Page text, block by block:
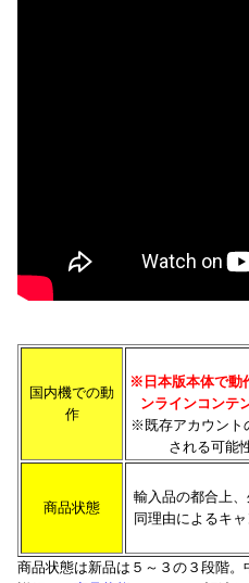
国内機での動
作
※日本版本体で動
ンラインコンテ
※既存アカウント
される可能
商品状態
輸入品の都合上
同理由によるキ
商品状態は新品は５～３の３段階。